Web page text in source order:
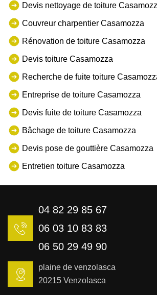
Devis nettoyage de toiture
Couvreur charpentier Casamozza
Rénovation de toiture Casamozza
Devis toiture Casamozza
Recherche de fuite toiture
Entreprise de toiture Casamozza
Devis fuite de toiture Casamozza
Bâchage de toiture Casamozza
Devis pose de gouttière Casamozza
Entretien toiture Casamozza
04 82 29 85 67
06 03 10 83 83
06 50 29 49 90
plaine de venzolasca
20215 Venzolasca